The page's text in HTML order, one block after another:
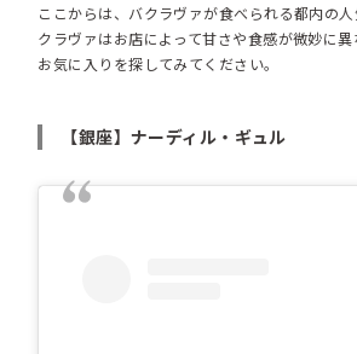
ここからは、バクラヴァが食べられる都内の
クラヴァはお店によって甘さや食感が微妙に
お気に入りを探してみてください。
【銀座】ナーディル・ギュル